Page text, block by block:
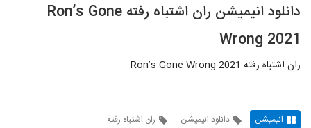
دانلود انیمیشن ران اشتباه رفته Ron’s Gone
Wrong 2021
ران اشتباه رفته Ron’s Gone Wrong 2021
انیمیشن دانلود انیمیشن
ران اشتباه رفته